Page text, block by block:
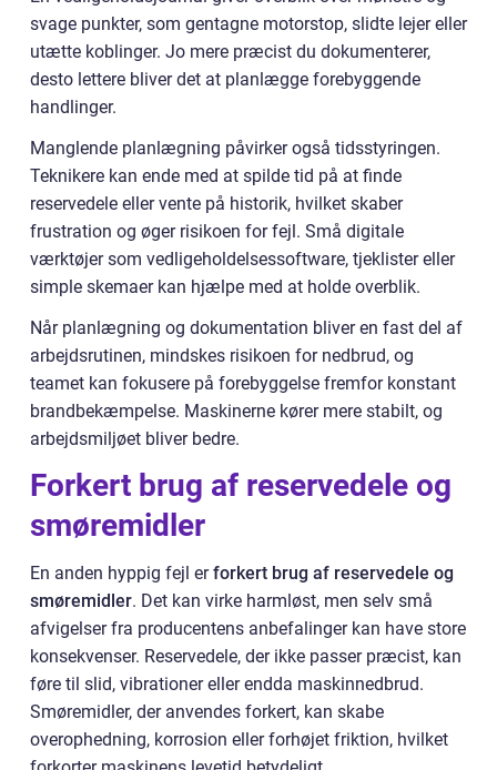
svage punkter, som gentagne motorstop, slidte lejer eller
utætte koblinger. Jo mere præcist du dokumenterer,
desto lettere bliver det at planlægge forebyggende
handlinger.
Manglende planlægning påvirker også tidsstyringen.
Teknikere kan ende med at spilde tid på at finde
reservedele eller vente på historik, hvilket skaber
frustration og øger risikoen for fejl. Små digitale
værktøjer som vedligeholdelsessoftware, tjeklister eller
simple skemaer kan hjælpe med at holde overblik.
Når planlægning og dokumentation bliver en fast del af
arbejdsrutinen, mindskes risikoen for nedbrud, og
teamet kan fokusere på forebyggelse fremfor konstant
brandbekæmpelse. Maskinerne kører mere stabilt, og
arbejdsmiljøet bliver bedre.
Forkert brug af reservedele og
smøremidler
En anden hyppig fejl erforkert brug af reservedele og
smøremidler. Det kan virke harmløst, men selv små
afvigelser fra producentens anbefalinger kan have store
konsekvenser. Reservedele, der ikke passer præcist, kan
føre til slid, vibrationer eller endda maskinnedbrud.
Smøremidler, der anvendes forkert, kan skabe
overophedning, korrosion eller forhøjet friktion, hvilket